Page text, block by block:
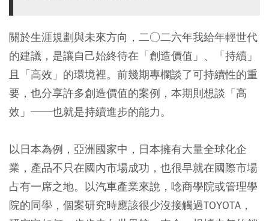
關於生涯規劃與未來方向，二○二六年我給年輕世代
的建議，是讓自己始終待在「創造價值」、「持續」
且「高效」的環境裡。前幾期專欄談了可持續性的重
要，也分享許多創造價值的案例，本期則想談「高
效」──也就是持續進步的能力。
以日本為例，亞洲國家中，日本擁有大量全球化企
業，產品不只在國內市場成功，也很早就在國際市場
占有一席之地。以汽車產業來說，唸商學院或管理學
院的同學，個案研究時應該很少沒接觸過TOYOTA，